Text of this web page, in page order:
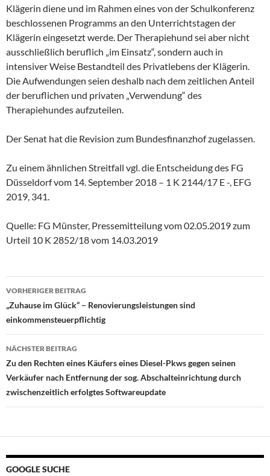
Klägerin diene und im Rahmen eines von der Schulkonferenz
beschlossenen Programms an den Unterrichtstagen der
Klägerin eingesetzt werde. Der Therapiehund sei aber nicht
ausschließlich beruflich „im Einsatz“, sondern auch in
intensiver Weise Bestandteil des Privatlebens der Klägerin.
Die Aufwendungen seien deshalb nach dem zeitlichen Anteil
der beruflichen und privaten „Verwendung“ des
Therapiehundes aufzuteilen.
Der Senat hat die Revision zum Bundesfinanzhof zugelassen.
Zu einem ähnlichen Streitfall vgl. die Entscheidung des FG
Düsseldorf vom 14. September 2018 – 1 K 2144/17 E -, EFG
2019, 341.
Quelle: FG Münster, Pressemitteilung vom 02.05.2019 zum
Urteil 10 K 2852/18 vom 14.03.2019
Beitragsnavigation
VORHERIGER BEITRAG
„Zuhause im Glück“ – Renovierungsleistungen sind
einkommensteuerpflichtig
NÄCHSTER BEITRAG
Zu den Rechten eines Käufers eines Diesel-Pkws gegen seinen
Verkäufer nach Entfernung der sog. Abschalteinrichtung durch
zwischenzeitlich erfolgtes Softwareupdate
GOOGLE SUCHE